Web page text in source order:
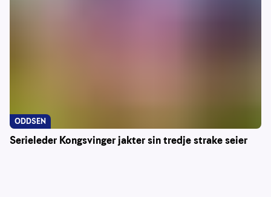
Serieleder Kongsvinger jakter sin tredje strake seier
ODDSEN